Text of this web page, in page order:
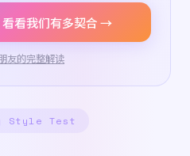
看我们有多契合 →
友的完整解读
Style Test